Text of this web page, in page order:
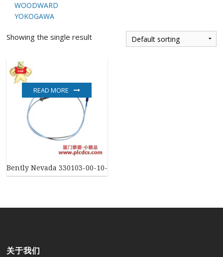
WOODWARD
YOKOGAWA
Showing the single result
Bently Nevada 330103-00-10-10-02-05 高精度振动监测传感器
READ MORE
关于我们